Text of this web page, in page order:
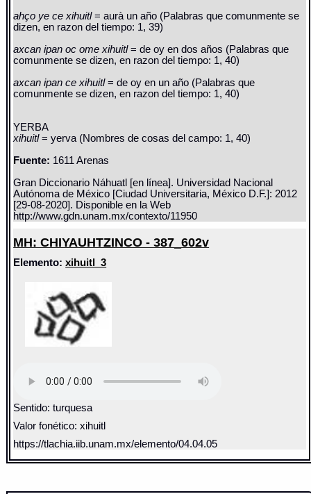
ahço ye ce xihuitl= aurà un año (Palabras que comunmente se
dizen, en razon del tiempo: 1, 39)
axcan ipan oc ome xihuitl= de oy en dos años (Palabras que
comunmente se dizen, en razon del tiempo: 1, 40)
axcan ipan ce xihuitl= de oy en un año (Palabras que
comunmente se dizen, en razon del tiempo: 1, 40)
YERBA
xihuitl= yerva (Nombres de cosas del campo: 1, 40)
Fuente: 1611 Arenas
Gran Diccionario Náhuatl [en línea]. Universidad Nacional
Autónoma de México [Ciudad Universitaria, México D.F.]: 2012
[29-08-2020]. Disponible en la Web
http://www.gdn.unam.mx/contexto/11950
MH: CHIYAUHTZINCO - 387_602v
Elemento:xihuitl_3
Sentido: turquesa
Valor fonético: xihuitl
https://tlachia.iib.unam.mx/elemento/04.04.05